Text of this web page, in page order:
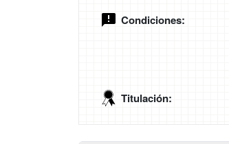
Condiciones:
Titulación: